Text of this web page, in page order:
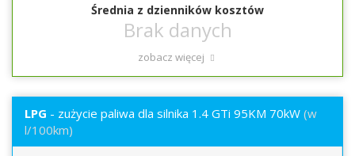
Średnia z dzienników kosztów
zobacz więcej
LPG - zużycie paliwa dla silnika 1.4 GTi 95KM 70kW (w
l/100km)